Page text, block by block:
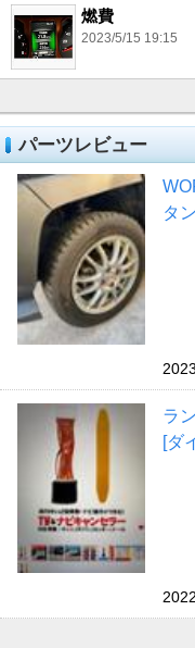
燃費
2023/5/15 19:15
パーツレビュー
タ
ラ
[ダ